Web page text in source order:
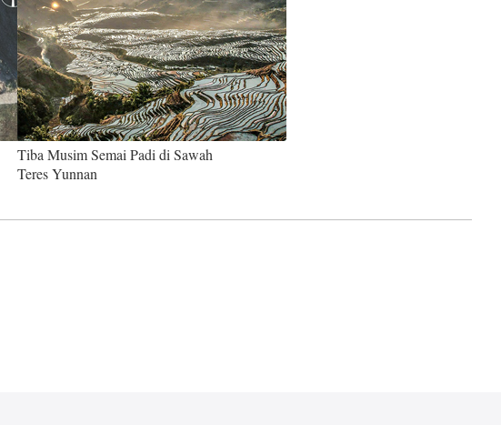
Bahasa Melayu
Ελληνικά
Tiba Musim Semai Padi di Sawah
Teres Yunnan